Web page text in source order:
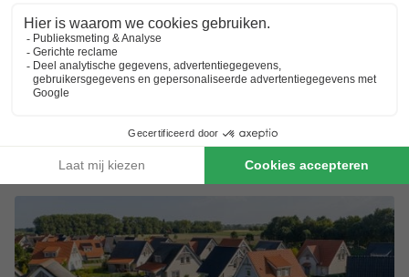
Golfbaan en Pitch&Puttbaan
Uitstap naar Texel
VAKANTIEHUIS 12 personen
Van 4 tot 7 dec, 3 nachten, Vanaf
Aanbevolen prijs:€ 1.689
Bekijk alle accommodaties (1)